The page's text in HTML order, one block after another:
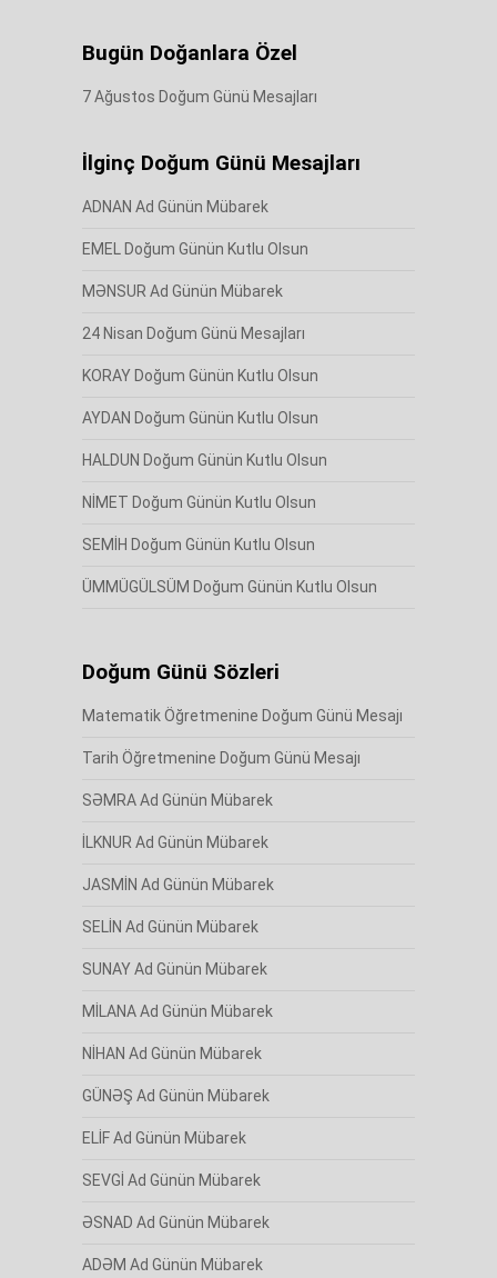
Bugün Doğanlara Özel
7 Ağustos Doğum Günü Mesajları
İlginç Doğum Günü Mesajları
ADNAN Ad Günün Mübarek
EMEL Doğum Günün Kutlu Olsun
MƏNSUR Ad Günün Mübarek
24 Nisan Doğum Günü Mesajları
KORAY Doğum Günün Kutlu Olsun
AYDAN Doğum Günün Kutlu Olsun
HALDUN Doğum Günün Kutlu Olsun
NİMET Doğum Günün Kutlu Olsun
SEMİH Doğum Günün Kutlu Olsun
ÜMMÜGÜLSÜM Doğum Günün Kutlu Olsun
Doğum Günü Sözleri
Matematik Öğretmenine Doğum Günü Mesajı
Tarih Öğretmenine Doğum Günü Mesajı
SƏMRA Ad Günün Mübarek
İLKNUR Ad Günün Mübarek
JASMİN Ad Günün Mübarek
SELİN Ad Günün Mübarek
SUNAY Ad Günün Mübarek
MİLANA Ad Günün Mübarek
NİHAN Ad Günün Mübarek
GÜNƏŞ Ad Günün Mübarek
ELİF Ad Günün Mübarek
SEVGİ Ad Günün Mübarek
ƏSNAD Ad Günün Mübarek
ADƏM Ad Günün Mübarek